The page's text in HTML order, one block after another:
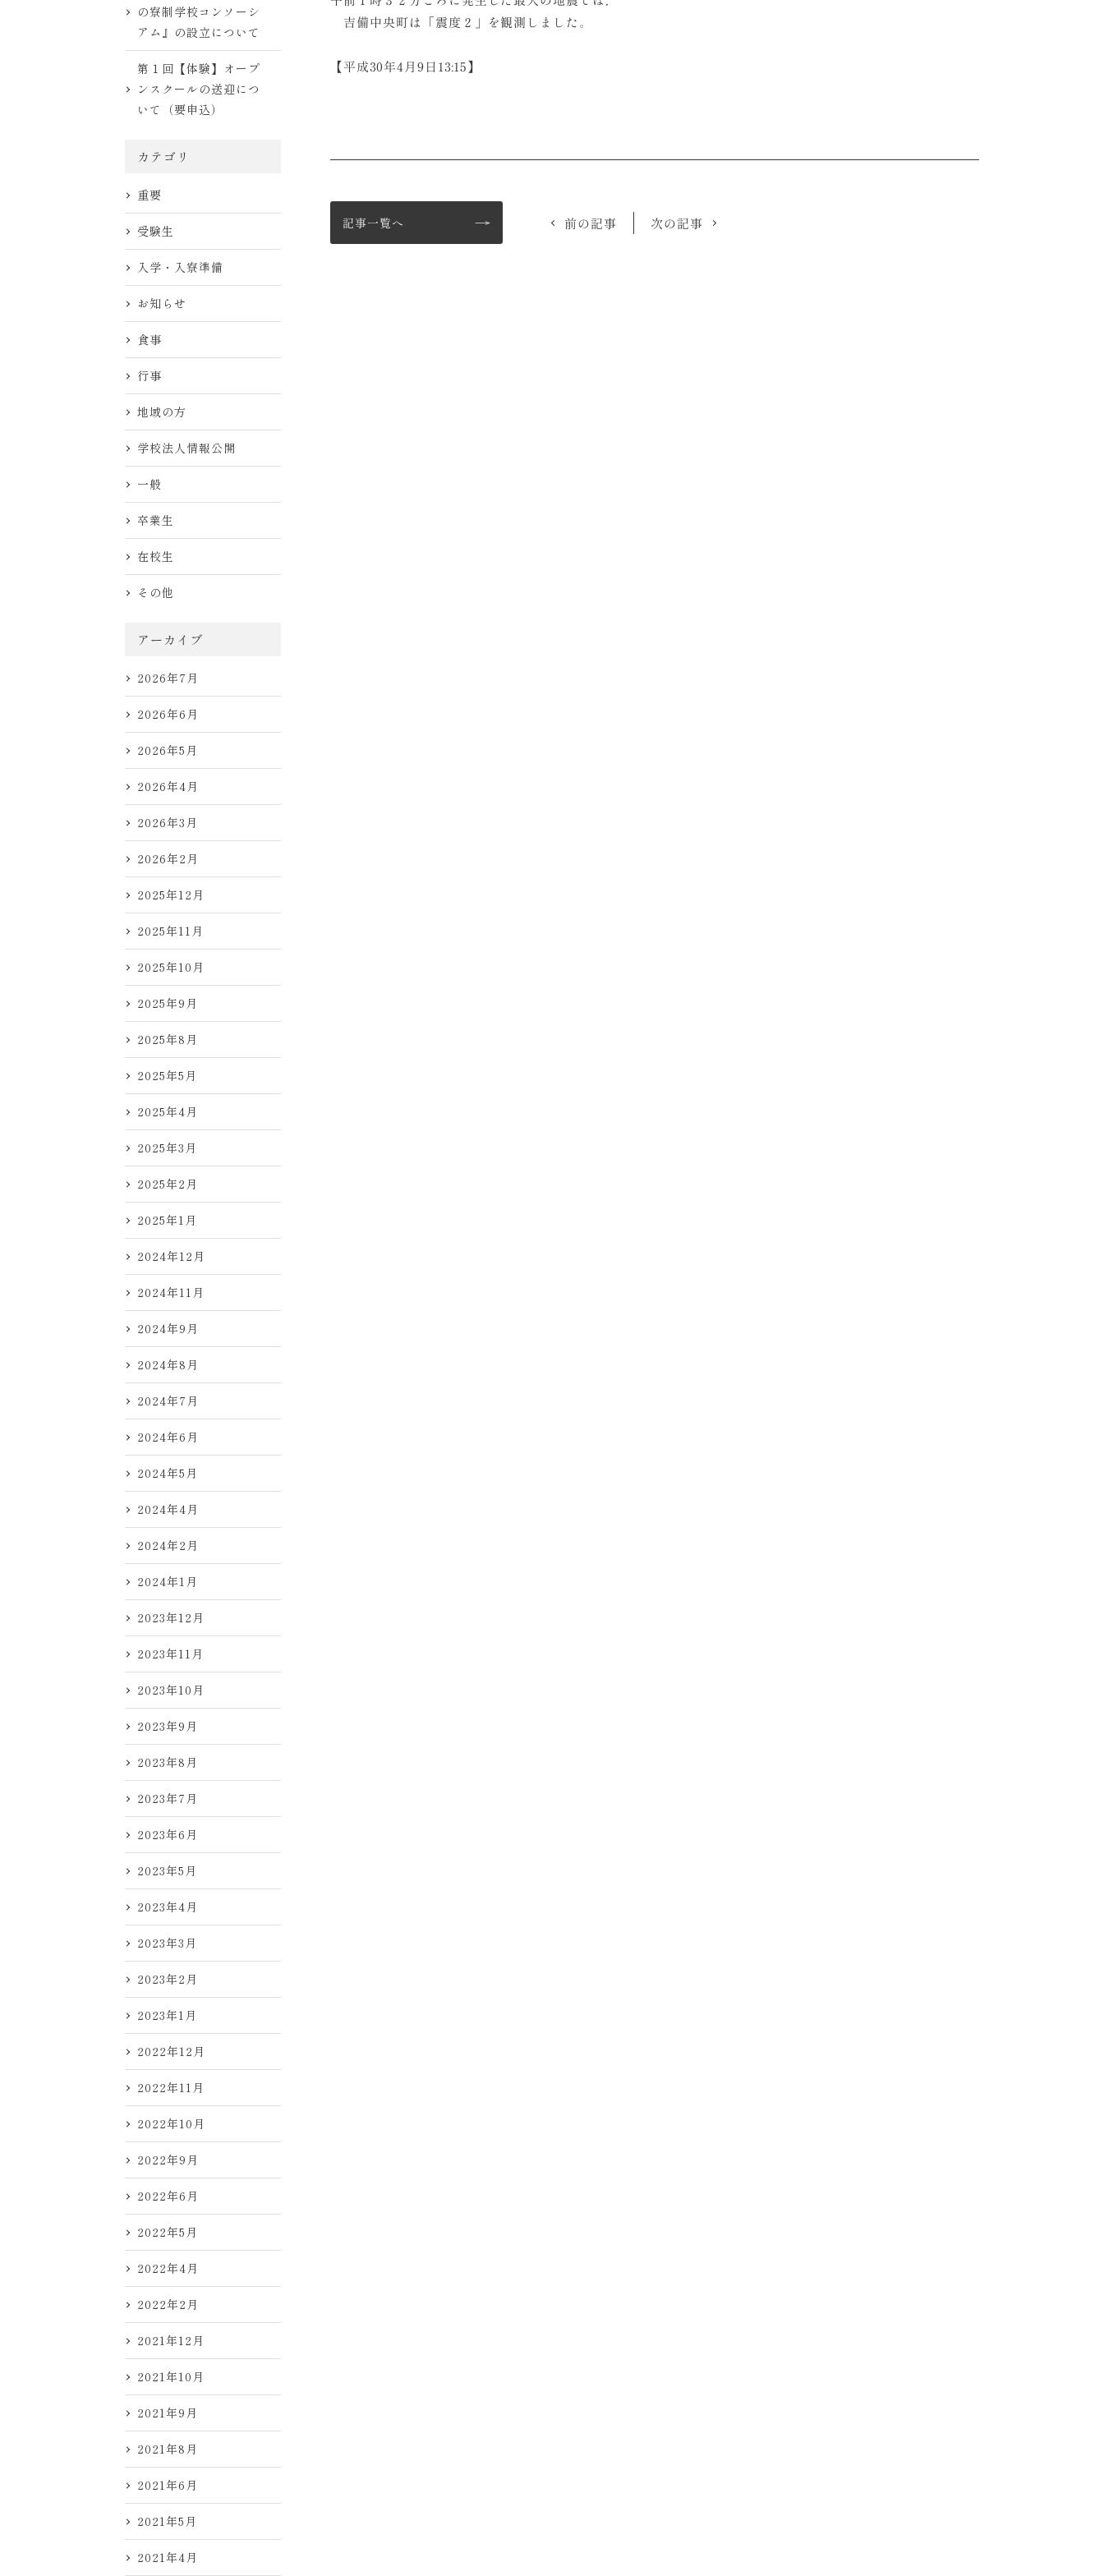
の寮制学校コンソーシ
アム』の設立について
第１回【体験】オープ
ンスクールの送迎につ
いて（要申込）
カテゴリ
重要
受験生
入学・入寮準備
お知らせ
食事
行事
地域の方
学校法人情報公開
一般
卒業生
在校生
その他
アーカイブ
2026年7月
2026年6月
2026年5月
2026年4月
2026年3月
2026年2月
2025年12月
2025年11月
2025年10月
2025年9月
2025年8月
2025年5月
2025年4月
2025年3月
2025年2月
2025年1月
2024年12月
2024年11月
2024年9月
2024年8月
2024年7月
2024年6月
2024年5月
2024年4月
2024年2月
2024年1月
2023年12月
2023年11月
2023年10月
2023年9月
2023年8月
2023年7月
2023年6月
2023年5月
2023年4月
2023年3月
2023年2月
2023年1月
2022年12月
2022年11月
2022年10月
2022年9月
2022年6月
2022年5月
2022年4月
2022年2月
2021年12月
2021年10月
2021年9月
2021年8月
2021年6月
2021年5月
2021年4月
吉備中央町は「震度２」を観測しました。
【平成30年4月9日13:15】
記事一覧へ 前の記事 次の記事